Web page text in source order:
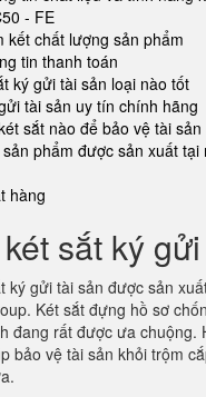
- FE
kết chất lượng sản phẩm
tin thanh toán
ký gửi tài sản loại nào tốt
tài sản uy tín chính hãng
sắt nào để bảo vệ tài sản
phẩm được sản xuất tại
hàng
sắt ký
ký gửi tài sản được sản
Két sắt đựng hồ sơ
đang rất được ưa chuộng.
bảo vệ tài sản khỏi trộm